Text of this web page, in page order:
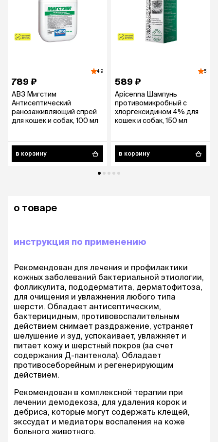
4.9
789 ₽
АВЗ Мигстим
Антисептический
ранозаживляющий спрей
для кошек и собак, 100 мл
в корзину
5
589 ₽
Apicenna Шампунь
противомикробный с
хлоргексидином 4% для
кошек и собак, 150 мл
в корзину
о товаре
инструкция по применению
Рекомендован для лечения и профилактики
кожных заболеваний бактериальной этиологии,
фолликулита, пододерматита, дерматофитоза,
для очищения и увлажнения любого типа
шерсти. Обладает антисептическим,
бактерицидным, противовоспалительным
действием снимает раздражение, устраняет
шелушение и зуд, успокаивает, увлажняет и
питает кожу и шерстный покров (за счет
содержания Д-пантенола). Обладает
противосеборейным и регенерирующим
действием.
Рекомендован в комплексной терапии при
лечении демодекоза, для удаления корок и
дебриса, которые могут содержать клещей,
экссудат и медиаторы воспаления на коже
больного животного.